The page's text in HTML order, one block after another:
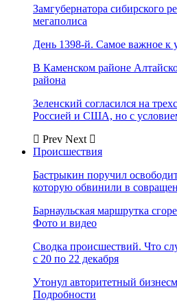
Замгубернатора сибирского
мегаполиса
День 1398-й. Самое важное к
В Каменском районе
района
Зеленский согласился на
Россией и США, но с
Prev Next
Происшествия
Бастрыкин поручил
которую обвинили в
Барнаульская маршрутка
Фото и видео
Сводка происшествий. Что
с 20 по 22 декабря
Утонул авторитетный
Подробности